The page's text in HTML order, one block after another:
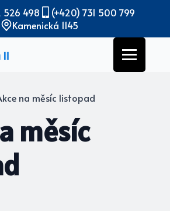
526 498
(+420) 731 500 799
Kamenická 1145
na měsíc listopad
měsíc